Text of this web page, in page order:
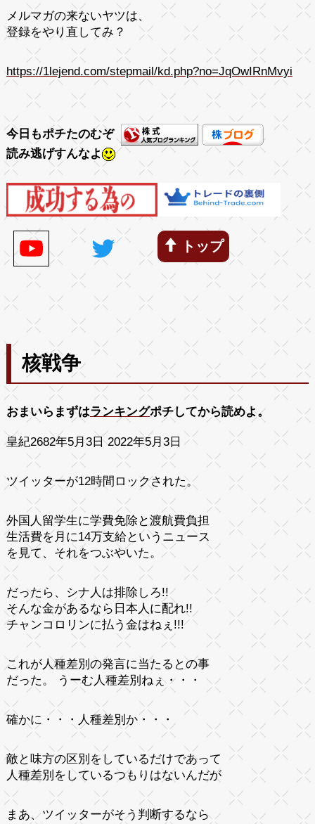
メルマガの来ないヤツは、
登録をやり直してみ？
https://1lejend.com/stepmail/kd.php?no=JqOwIRnMvyi
今日もポチたのむぞ
読み逃げすんなよ
トップ
核戦争
おまいらまずはランキングポチしてから読めよ。
皇紀2682年5月3日 2022年5月3日
ツイッターが12時間ロックされた。
外国人留学生に学費免除と渡航費負担
生活費を月に14万支給というニュース
を見て、それをつぶやいた。
だったら、シナ人は排除しろ!!
そんな金があるなら日本人に配れ!!
チャンコロリンに払う金はねぇ!!!
これが人種差別の発言に当たるとの事
だった。 うーむ人種差別ねぇ・・・
確かに・・・人種差別か・・・
敵と味方の区別をしているだけであって
人種差別をしているつもりはないんだが
まあ、ツイッターがそう判断するなら